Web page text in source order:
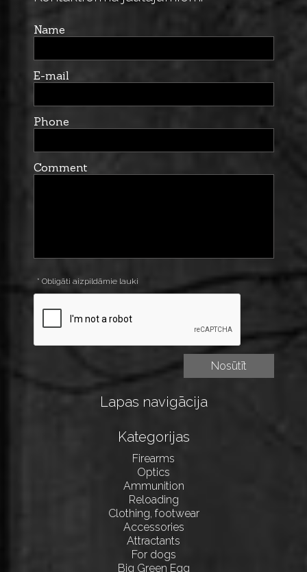
Name
E-mail
Phone
Comment
* Obligāti aizpildāmie lauki
Lapas navigācija
Kategorijas
Firearms
Optics
Ammunition
Reloading
Clothing, footwear
Accessories
Attractants
For dogs
Big Green Egg